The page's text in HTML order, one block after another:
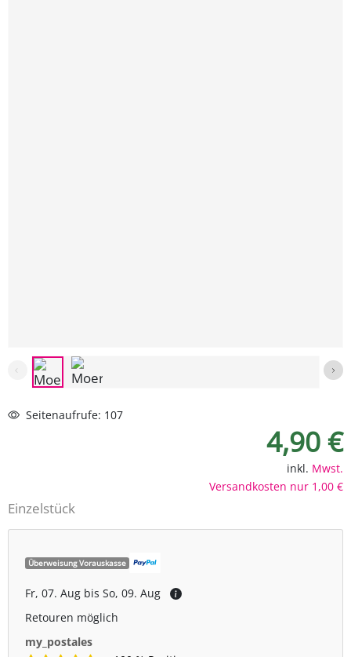
Seitenaufrufe: 107
4,90 €
inkl. Mwst.
Versandkosten nur 1,00 €
Einzelstück
Überweisung Vorauskasse
Fr, 07. Aug bis So, 09. Aug
Retouren möglich
my_postales